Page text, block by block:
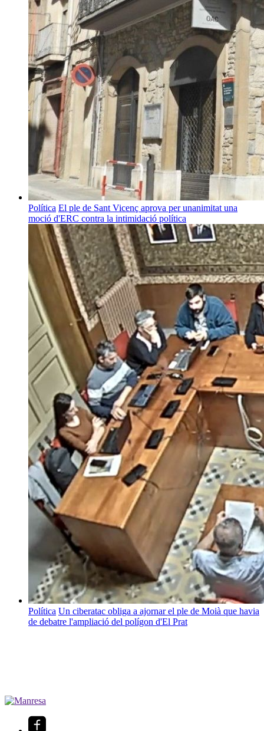
Política El ple de Sant Vicenç aprova per unanimitat una
moció d'ERC contra la intimidació política
Política Un ciberatac obliga a ajornar el ple de Moià que havia
de debatre l'ampliació del polígon d'El Prat